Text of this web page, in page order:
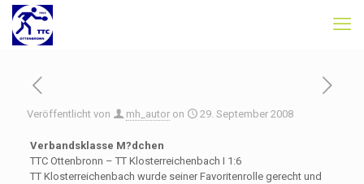
Veröffentlicht von mh_autor on 29. September 2008
Verbandsklasse M?dchen
TTC Ottenbronn – TT Klosterreichenbach I 1:6
TT Klosterreichenbach wurde seiner Favoritenrolle gerecht und